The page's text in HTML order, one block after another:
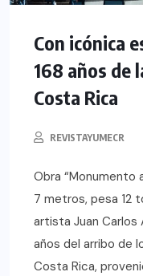
Con icónica
168 años de
Costa Rica
REVISTAYUMECR
Obra “Monumento
7 metros, pesa 12
artista Juan Carlos
años del arribo de
Costa Rica,